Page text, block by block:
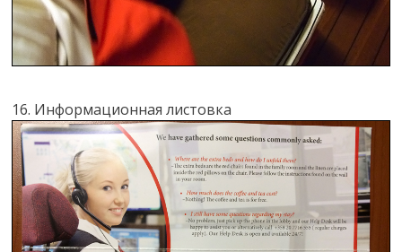
16. Информационная листовка